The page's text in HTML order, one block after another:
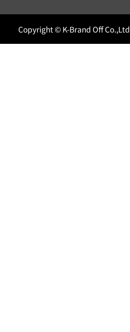
Copyright © K-Brand Off